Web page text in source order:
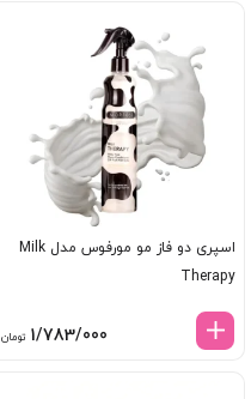
بود.
اسپری دو فاز مو مورفوس مدل Milk
Therapy
1/783/000 تومان